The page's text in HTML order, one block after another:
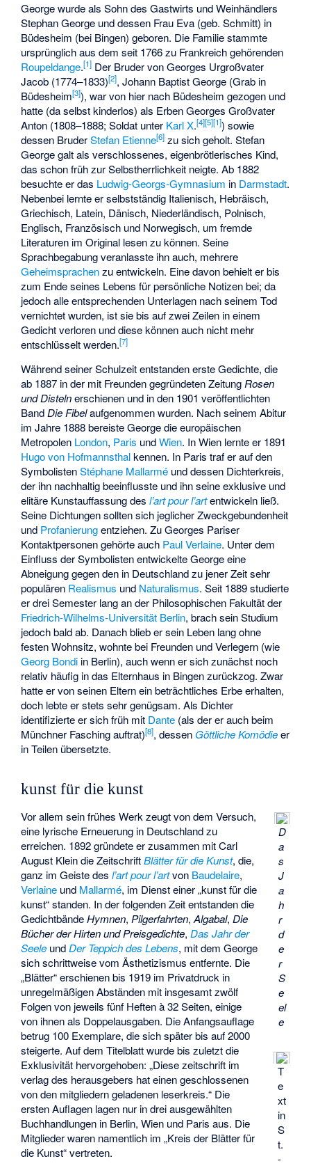
George wurde als Sohn des Gastwirts und Weinhändlers
Stephan George und dessen Frau Eva (geb. Schmitt) in
Büdesheim (bei Bingen) geboren. Die Familie stammte
ursprünglich aus dem seit 1766 zu Frankreich gehörenden
Roupeldange.[1] Der Bruder von Georges Urgroßvater
Jacob (1774–1833)[2], Johann Baptist George (Grab in
Büdesheim[3]), war von hier nach Büdesheim gezogen und
hatte (da selbst kinderlos) als Erben Georges Großvater
Anton (1808–1888; Soldat unter Karl X.[4][5][1]) sowie
dessen BruderStefan Etienne[6] zu sich geholt. Stefan
George galt als verschlossenes, eigenbrötlerisches Kind,
das schon früh zur Selbstherrlichkeit neigte. Ab 1882
besuchte er das Ludwig-Georgs-Gymnasium in Darmstadt.
Nebenbei lernte er selbstständig Italienisch, Hebräisch,
Griechisch, Latein, Dänisch, Niederländisch, Polnisch,
Englisch, Französisch und Norwegisch, um fremde
Literaturen im Original lesen zu können. Seine
Sprachbegabung veranlasste ihn auch, mehrere
Geheimsprachenzu entwickeln. Eine davon behielt er bis
zum Ende seines Lebens für persönliche Notizen bei; da
jedoch alle entsprechenden Unterlagen nach seinem Tod
vernichtet wurden, ist sie bis auf zwei Zeilen in einem
Gedicht verloren und diese können auch nicht mehr
entschlüsselt werden.[7]
Während seiner Schulzeit entstanden erste Gedichte, die
ab 1887 in der mit Freunden gegründeten Zeitung Rosen
und Distelnerschienen und in den 1901 veröffentlichten
BandDie Fibelaufgenommen wurden. Nach seinem Abitur
im Jahre 1888 bereiste George die europäischen
Metropolen London, Paris undWien. In Wien lernte er 1891
Hugo von Hofmannsthalkennen. In Paris traf er auf den
SymbolistenStéphane Mallarmé und dessen Dichterkreis,
der ihn nachhaltig beeinflusste und ihn seine exklusive und
elitäre Kunstauffassung desl’art pour l’artentwickeln ließ.
Seine Dichtungen sollten sich jeglicher Zweckgebundenheit
und Profanierungentziehen. Zu Georges Pariser
Kontaktpersonen gehörte auch Paul Verlaine. Unter dem
Einfluss der Symbolisten entwickelte George eine
Abneigung gegen den in Deutschland zu jener Zeit sehr
populären Realismus und Naturalismus. Seit 1889 studierte
er drei Semester lang an der Philosophischen Fakultät der
Friedrich-Wilhelms-Universität Berlin, brach sein Studium
jedoch bald ab. Danach blieb er sein Leben lang ohne
festen Wohnsitz, wohnte bei Freunden und Verlegern (wie
Georg Bondi in Berlin), auch wenn er sich zunächst noch
relativ häufig in das Elternhaus in Bingen zurückzog. Zwar
hatte er von seinen Eltern ein beträchtliches Erbe erhalten,
doch lebte er stets sehr genügsam. Als Dichter
identifizierte er sich früh mit Dante (als der er auch beim
Münchner Fasching auftrat)[8], dessen Göttliche Komödieer
in Teilen übersetzte.
kunst für die kunst
D
a
s
J
a
h
r
d
e
r
S
e
el
e
T
e
xt
in
S
t.
-
Vor allem sein frühes Werk zeugt von dem Versuch,
eine lyrische Erneuerung in Deutschland zu
erreichen. 1892 gründete er zusammen mitCarl
August Kleindie ZeitschriftBlätter für die Kunst, die,
ganz im Geiste desl’art pour l’artvon Baudelaire,
Verlaine und Mallarmé, im Dienst einer „kunst für die
kunst“ standen. In der folgenden Zeit entstanden die
GedichtbändeHymnen, Pilgerfahrten,Algabal,Die
Bücher der Hirten und Preisgedichte,Das Jahr der
Seele undDer Teppich des Lebens, mit dem George
sich schrittweise vom Ästhetizismus entfernte. Die
„Blätter“ erschienen bis 1919 im Privatdruck in
unregelmäßigen Abständen mit insgesamt zwölf
Folgen von jeweils fünf Heften à 32 Seiten, einige
von ihnen als Doppelausgaben. Die Anfangsauflage
betrug 100 Exemplare, die sich später bis auf 2000
steigerte. Auf dem Titelblatt wurde bis zuletzt die
Exklusivität hervorgehoben: „Diese zeitschrift im
verlag des herausgebers hat einen geschlossenen
von den mitgliedern geladenen leserkreis.“ Die
ersten Auflagen lagen nur in drei ausgewählten
Buchhandlungen in Berlin, Wien und Paris aus. Die
Mitglieder waren namentlich im „Kreis der Blätter für
die Kunst“ vertreten.